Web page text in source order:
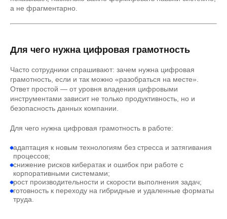
а не фрагментарно.
Для чего нужна цифровая грамотность
Часто сотрудники спрашивают: зачем нужна цифровая
грамотность, если и так можно «разобраться на месте».
Ответ простой — от уровня владения цифровыми
инструментами зависит не только продуктивность, но и
безопасность данных компании.
Для чего нужна цифровая грамотность в работе:
адаптация к новым технологиям без стресса и затягивания
процессов;
снижение рисков кибератак и ошибок при работе с
корпоративными системами;
рост производительности и скорости выполнения задач;
готовность к переходу на гибридные и удаленные форматы
труда.